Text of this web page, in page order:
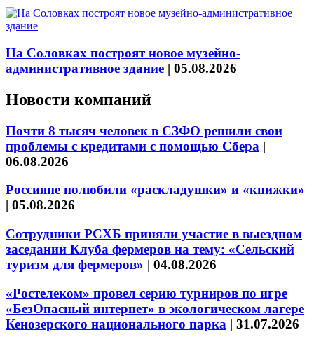
На Соловках построят новое музейно-
административное здание | 05.08.2026
Новости компаний
Почти 8 тысяч человек в СЗФО решили свои
проблемы с кредитами с помощью Сбера |
06.08.2026
Россияне полюбили «раскладушки» и «книжки»
| 05.08.2026
Сотрудники РСХБ приняли участие в выездном
заседании Клуба фермеров на тему: «Сельский
туризм для фермеров» | 04.08.2026
«Ростелеком» провел серию турниров по игре
«БезОпасный интернет» в экологическом лагере
Кенозерского национального парка | 31.07.2026